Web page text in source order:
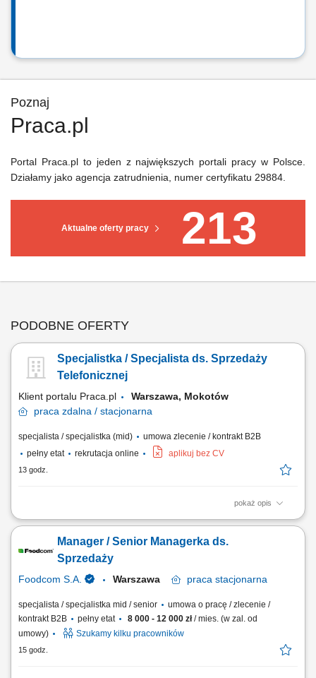
Poznaj
Praca.pl
Aktualne oferty pracy 213
Portal Praca.pl to jeden z największych portali pracy w Polsce.
Działamy jako agencja zatrudnienia, numer certyfikatu 29884.
PODOBNE OFERTY
Specjalistka / Specjalista ds. Sprzedaży
Telefonicznej
Klient portalu Praca.pl
Warszawa, Mokotów
praca zdalna / stacjonarna
specjalista / specjalistka (mid)
umowa zlecenie / kontrakt B2B
pełny etat
rekrutacja online aplikuj bez CV
13 godz.
pokaż opis
Telefoniczny kontakt z klientami i aktywna sprzedaż biletów na
terminach i lokalizacjach; Doradztwo w wyborze wydarzeń oraz obsługa
pytań i obiekcji klientów; Prowadzenie rozmów sprzedażowych oraz
Manager / Senior Managerka ds.
Sprzedaży
Foodcom S.A. Warszawa praca stacjonarna
specjalista / specjalistka mid / senior
umowa o pracę / zlecenie /
kontrakt B2B
pełny etat 8 000 - 12 000 zł/ mies. (w zal. od
umowy)
Szukamy kilku pracowników
15 godz.